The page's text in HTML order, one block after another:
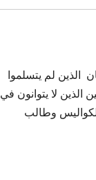
الذين لم يتسلموا
لا يتوانون في
وطالب